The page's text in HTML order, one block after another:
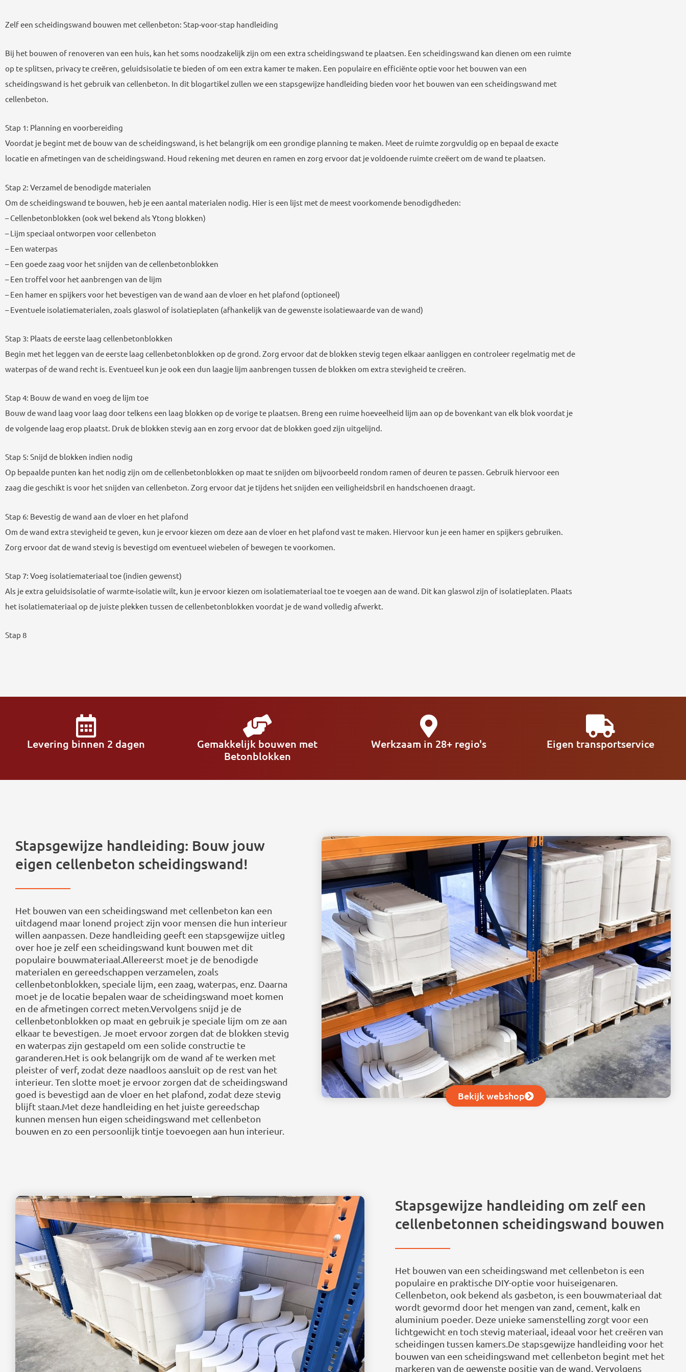
Zelf een scheidingswand bouwen met cellenbeton: Stap-voor-stap handleiding
Bij het bouwen of renoveren van een huis, kan het soms noodzakelijk zijn om een extra scheidingswand te plaatsen. Een scheidingswand kan dienen om een ruimte
op te splitsen, privacy te creëren, geluidsisolatie te bieden of om een extra kamer te maken. Een populaire en efficiënte optie voor het bouwen van een
scheidingswand is het gebruik van cellenbeton. In dit blogartikel zullen we een stapsgewijze handleiding bieden voor het bouwen van een scheidingswand met
cellenbeton.
Stap 1: Planning en voorbereiding
Voordat je begint met de bouw van de scheidingswand, is het belangrijk om een grondige planning te maken. Meet de ruimte zorgvuldig op en bepaal de exacte
locatie en afmetingen van de scheidingswand. Houd rekening met deuren en ramen en zorg ervoor dat je voldoende ruimte creëert om de wand te plaatsen.
Stap 2: Verzamel de benodigde materialen
Om de scheidingswand te bouwen, heb je een aantal materialen nodig. Hier is een lijst met de meest voorkomende benodigdheden:
– Cellenbetonblokken (ook wel bekend als Ytong blokken)
– Lijm speciaal ontworpen voor cellenbeton
– Een waterpas
– Een goede zaag voor het snijden van de cellenbetonblokken
– Een troffel voor het aanbrengen van de lijm
– Een hamer en spijkers voor het bevestigen van de wand aan de vloer en het plafond (optioneel)
– Eventuele isolatiematerialen, zoals glaswol of isolatieplaten (afhankelijk van de gewenste isolatiewaarde van de wand)
Stap 3: Plaats de eerste laag cellenbetonblokken
Begin met het leggen van de eerste laag cellenbetonblokken op de grond. Zorg ervoor dat de blokken stevig tegen elkaar aanliggen en controleer regelmatig met de
waterpas of de wand recht is. Eventueel kun je ook een dun laagje lijm aanbrengen tussen de blokken om extra stevigheid te creëren.
Stap 4: Bouw de wand en voeg de lijm toe
Bouw de wand laag voor laag door telkens een laag blokken op de vorige te plaatsen. Breng een ruime hoeveelheid lijm aan op de bovenkant van elk blok voordat je
de volgende laag erop plaatst. Druk de blokken stevig aan en zorg ervoor dat de blokken goed zijn uitgelijnd.
Stap 5: Snijd de blokken indien nodig
Op bepaalde punten kan het nodig zijn om de cellenbetonblokken op maat te snijden om bijvoorbeeld rondom ramen of deuren te passen. Gebruik hiervoor een
zaag die geschikt is voor het snijden van cellenbeton. Zorg ervoor dat je tijdens het snijden een veiligheidsbril en handschoenen draagt.
Stap 6: Bevestig de wand aan de vloer en het plafond
Om de wand extra stevigheid te geven, kun je ervoor kiezen om deze aan de vloer en het plafond vast te maken. Hiervoor kun je een hamer en spijkers gebruiken.
Zorg ervoor dat de wand stevig is bevestigd om eventueel wiebelen of bewegen te voorkomen.
Stap 7: Voeg isolatiemateriaal toe (indien gewenst)
Als je extra geluidsisolatie of warmte-isolatie wilt, kun je ervoor kiezen om isolatiemateriaal toe te voegen aan de wand. Dit kan glaswol zijn of isolatieplaten. Plaats
het isolatiemateriaal op de juiste plekken tussen de cellenbetonblokken voordat je de wand volledig afwerkt.
Stap 8
Levering binnen 2 dagen
Gemakkelijk bouwen met
Betonblokken
Werkzaam in 28+ regio's Eigen transportservice
Stapsgewijze handleiding: Bouw jouw
eigen cellenbeton scheidingswand!
Het bouwen van een scheidingswand met cellenbeton kan een
uitdagend maar lonend project zijn voor mensen die hun interieur
willen aanpassen. Deze handleiding geeft een stapsgewijze uitleg
over hoe je zelf een scheidingswand kunt bouwen met dit
populaire bouwmateriaal.Allereerst moet je de benodigde
materialen en gereedschappen verzamelen, zoals
cellenbetonblokken, speciale lijm, een zaag, waterpas, enz. Daarna
moet je de locatie bepalen waar de scheidingswand moet komen
en de afmetingen correct meten.Vervolgens snijd je de
cellenbetonblokken op maat en gebruik je speciale lijm om ze aan
elkaar te bevestigen. Je moet ervoor zorgen dat de blokken stevig
en waterpas zijn gestapeld om een solide constructie te
garanderen.Het is ook belangrijk om de wand af te werken met
pleister of verf, zodat deze naadloos aansluit op de rest van het
interieur. Ten slotte moet je ervoor zorgen dat de scheidingswand
goed is bevestigd aan de vloer en het plafond, zodat deze stevig
blijft staan.Met deze handleiding en het juiste gereedschap
kunnen mensen hun eigen scheidingswand met cellenbeton
bouwen en zo een persoonlijk tintje toevoegen aan hun interieur.
Bekijk webshop
Stapsgewijze handleiding om zelf een
cellenbetonnen scheidingswand bouwen
Het bouwen van een scheidingswand met cellenbeton is een
populaire en praktische DIY-optie voor huiseigenaren.
Cellenbeton, ook bekend als gasbeton, is een bouwmateriaal dat
wordt gevormd door het mengen van zand, cement, kalk en
aluminium poeder. Deze unieke samenstelling zorgt voor een
lichtgewicht en toch stevig materiaal, ideaal voor het creëren van
scheidingen tussen kamers.De stapsgewijze handleiding voor het
bouwen van een scheidingswand met cellenbeton begint met het
markeren van de gewenste positie van de wand. Vervolgens